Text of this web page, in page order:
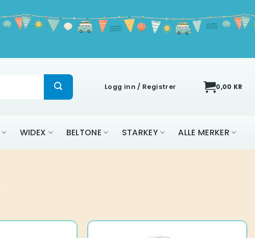
Logg inn / Registrer 0,00 KR
WIDEX BELTONE STARKEY ALLE MERKER